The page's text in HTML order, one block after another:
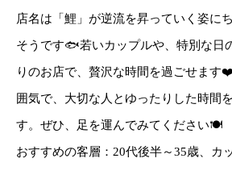
店名は「鯉」が逆流を昇っていく姿に
そうです🐟若いカップルや、特別な日
りのお店で、贅沢な時間を過ごせます
囲気で、大切な人とゆったりした時間
す。ぜひ、足を運んでみてください🍽️
おすすめの客層：20代後半～35歳、カ